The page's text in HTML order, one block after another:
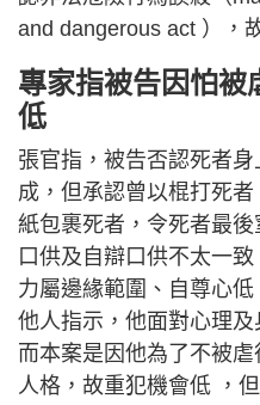
and dangerous act ），
專家指被告因怕被
低
張官指，被告否認死者
成，但承認曾以棍打死
紙包裹死者，令死者最
口供及自辯口供不太一
力屬邊緣範圍、自尊心
他人指示，他面對心理及
而本案是因他為了不被
人格，故重犯機會低 ，